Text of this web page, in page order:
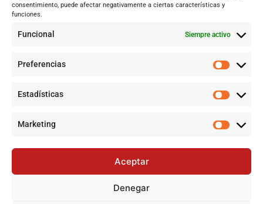
consentimiento, puede afectar negativamente a ciertas características y
funciones.
Funcional Siempre activo
Preferencias
Estadísticas
Marketing
Aceptar
Denegar
Tecnología
Sociedad
Jujutsu Kaisen: Cuando El Shōnen Decidió Crecer Sin Renunciar
Jujutsu Kaisen: El Shōnen que decidió evolucionar sin perder su